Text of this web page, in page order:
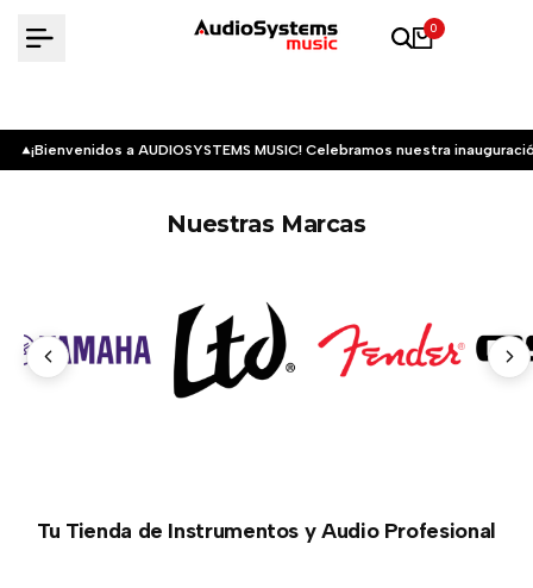
0
¡Bienvenidos a AUDIOSYSTEMS MUSIC! Celebramos nuestra
Nuestras Marcas
Tu Tienda de Instrumentos y Audio Profesional